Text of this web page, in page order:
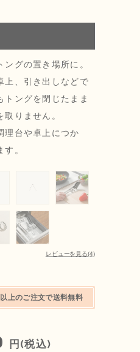
グの置き場所に。
上、引き出しなどで
トングを閉じたまま
りません。
理台や卓上につか
。
レビューを見る(4)
上のご注文で送料無料
円(税込)